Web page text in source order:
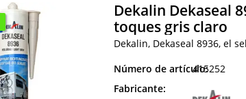
Dekalin Dekaseal
toques gris claro
Dekalin, Dekaseal 8936, el
Número de artículo:415252
Fabricante: